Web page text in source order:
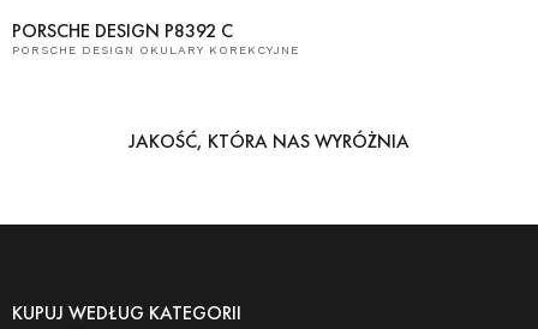
PORSCHE DESIGN P8392 C
PORSCHE DESIGN OKULARY KOREKCYJNE
JAKOŚĆ, KTÓRA NAS WYRÓŻNIA
KUPUJ WEDŁUG KATEGORII